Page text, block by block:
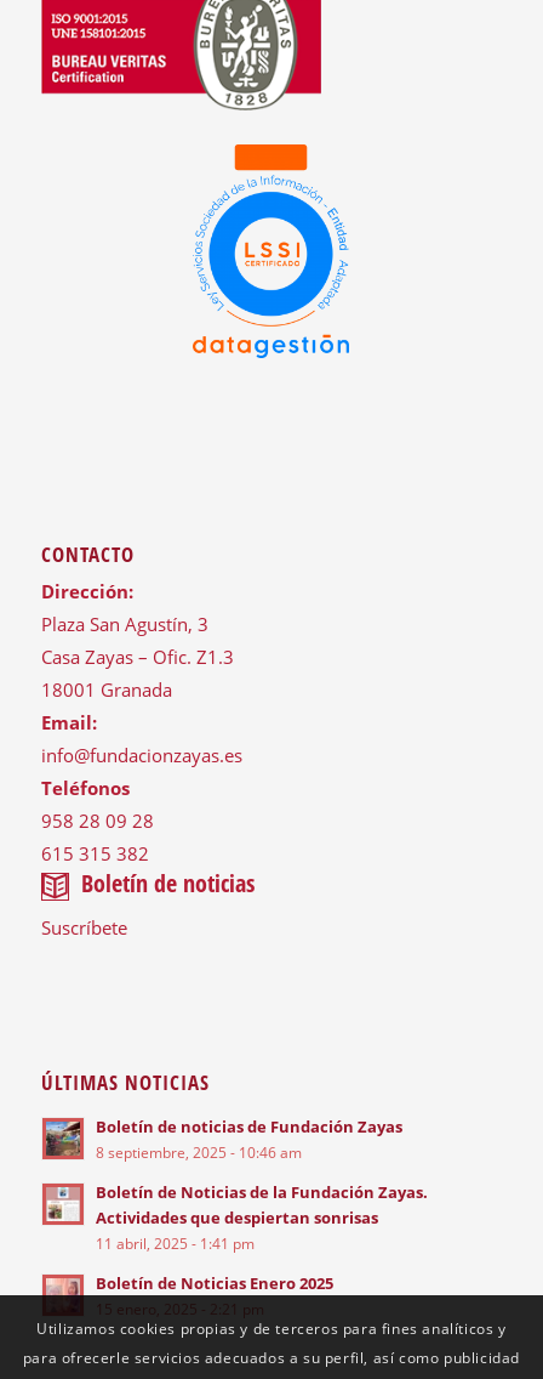
CONTACTO
Dirección:
Plaza San Agustín, 3
Casa Zayas – Ofic. Z1.3
18001 Granada
Email:
info@fundacionzayas.es
Teléfonos
958 28 09 28
615 315 382
Boletín de noticias
Suscríbete
ÚLTIMAS NOTICIAS
Boletín de noticias de Fundación Zayas
8 septiembre, 2025 - 10:46 am
Boletín de Noticias de la Fundación Zayas.
Actividades que despiertan sonrisas
11 abril, 2025 - 1:41 pm
Boletín de Noticias Enero 2025
15 enero, 2025 - 2:21 pm
Utilizamos cookies propias y de terceros para fines analíticos y
para ofrecerle servicios adecuados a su perfil, así como publicidad